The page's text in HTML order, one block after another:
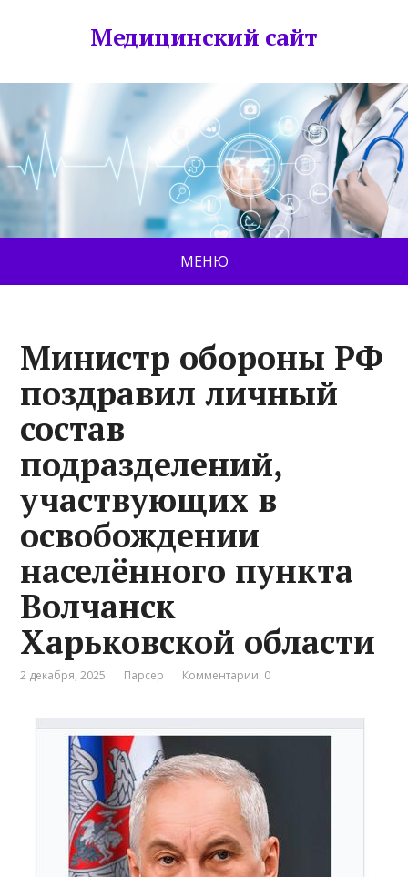
Медицинский сайт
МЕНЮ
Министр обороны РФ
поздравил личный
состав
подразделений,
участвующих в
освобождении
населённого пункта
Волчанск
Харьковской области
2 декабря, 2025 Парсер Комментарии: 0